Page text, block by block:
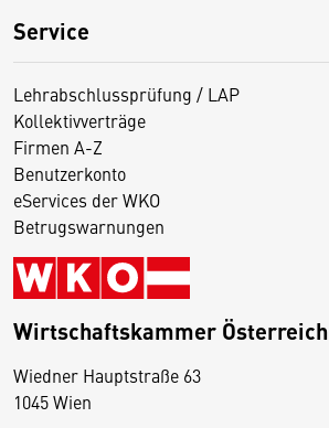
Service
Lehrabschlussprüfung / LAP
Kollektivverträge
Firmen A-Z
Benutzerkonto
eServices der WKO
Betrugswarnungen
Wirtschaftskammer Österreich
Wiedner Hauptstraße 63
1045 Wien
D